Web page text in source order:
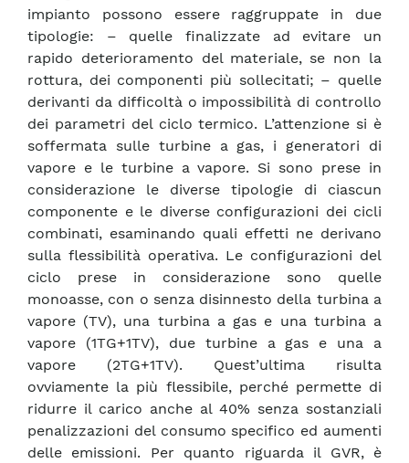
impianto possono essere raggruppate in due
tipologie: – quelle finalizzate ad evitare un
rapido deterioramento del materiale, se non la
rottura, dei componenti più sollecitati; – quelle
derivanti da difficoltà o impossibilità di controllo
dei parametri del ciclo termico. L’attenzione si è
soffermata sulle turbine a gas, i generatori di
vapore e le turbine a vapore. Si sono prese in
considerazione le diverse tipologie di ciascun
componente e le diverse configurazioni dei cicli
combinati, esaminando quali effetti ne derivano
sulla flessibilità operativa. Le configurazioni del
ciclo prese in considerazione sono quelle
monoasse, con o senza disinnesto della turbina a
vapore (TV), una turbina a gas e una turbina a
vapore (1TG+1TV), due turbine a gas e una a
vapore (2TG+1TV). Quest’ultima risulta
ovviamente la più flessibile, perché permette di
ridurre il carico anche al 40% senza sostanziali
penalizzazioni del consumo specifico ed aumenti
delle emissioni. Per quanto riguarda il GVR, è